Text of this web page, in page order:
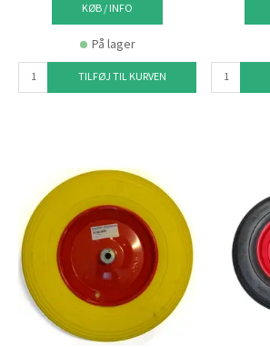
KØB / INFO
På lager
TILFØJ TIL KURVEN